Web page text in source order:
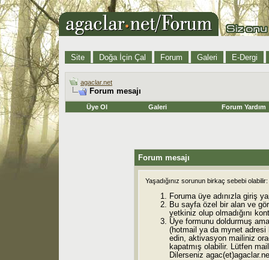
Site Doğa İçin Çal Forum Galeri E-Dergi
agaclar.net
Forum mesajı
Üye Ol Galeri Forum Yardım
Forum mesajı
Yaşadığınız sorunun birkaç sebebi olabilir:
Foruma üye adınızla giriş
Bu sayfa özel bir alan ve
yetkiniz olup olmadığını
Üye formunu doldurmuş
(hotmail ya da mynet adresi
edin, aktivasyon mailiniz
kapatmış olabilir. Lütfen
Dilerseniz